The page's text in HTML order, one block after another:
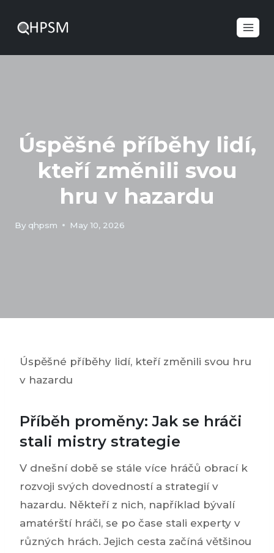
Úspěšné příběhy lidí,
kteří změnili svou
hru v hazardu
By qhpsm May 10, 2026
Úspěšné příběhy lidí, kteří změnili svou hru
v hazardu
Příběh proměny: Jak se hráči
stali mistry strategie
V dnešní době se stále více hráčů obrací k
rozvoji svých dovedností a strategií v
hazardu. Někteří z nich, například bývalí
amatérští hráči, se po čase stali experty v
různých hrách. Jejich cesta začíná většinou